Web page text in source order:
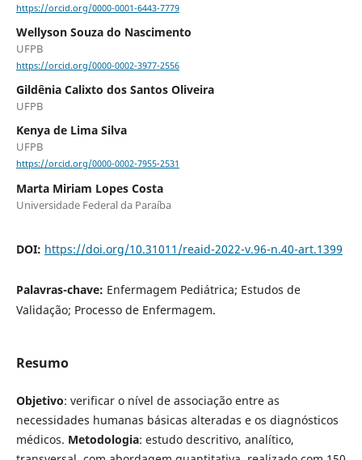
https://orcid.org/0000-0001-6443-7779
Wellyson Souza do Nascimento
UFPB
https://orcid.org/0000-0002-3977-2556
Gildênia Calixto dos Santos Oliveira
UFPB
Kenya de Lima Silva
UFPB
https://orcid.org/0000-0002-7955-2531
Marta Miriam Lopes Costa
Universidade Federal da Paraíba
DOI: https://doi.org/10.31011/reaid-2022-v.96-n.40-art.1399
Palavras-chave: Enfermagem Pediátrica; Estudos de
Validação; Processo de Enfermagem.
Resumo
Objetivo: verificar o nível de associação entre as
necessidades humanas básicas alteradas e os diagnósticos
médicos. Metodologia: estudo descritivo, analítico,